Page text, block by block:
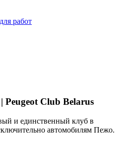
работ
Peugeot Club Belarus
и единственный клуб в
автомобилям Пежо.